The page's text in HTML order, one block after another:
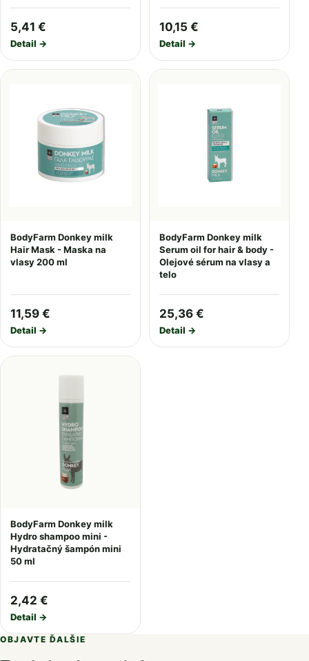
5,41 €
Detail →
10,15 €
Detail →
BodyFarm Donkey milk
Hair Mask - Maska na
vlasy 200 ml
11,59 €
Detail →
BodyFarm Donkey milk
Serum oil for hair & body -
Olejové sérum na vlasy a
telo
25,36 €
Detail →
BodyFarm Donkey milk
Hydro shampoo mini -
Hydratačný šampón mini
50 ml
2,42 €
Detail →
OBJAVTE ĎALŠIE